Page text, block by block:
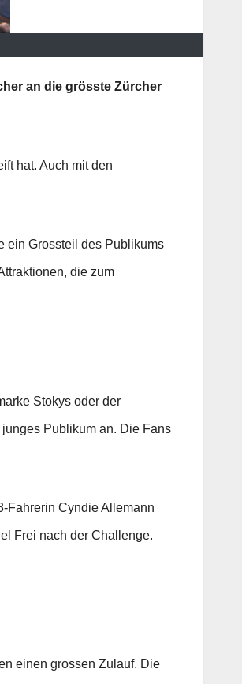
an die grösste Zürcher
hat. Auch mit den
ein Grossteil des Publikums
die zum
Stokys oder der
junges Publikum an. Die Fans
Fahrerin Cyndie Allemann
Frei nach der Challenge.
einen grossen Zulauf. Die